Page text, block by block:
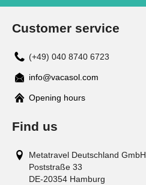
Customer service
(+49) 040 8740 6723
info@vacasol.com
Opening hours
Find us
Metatravel Deutschland GmbH
Poststraße 33
DE-20354 Hamburg